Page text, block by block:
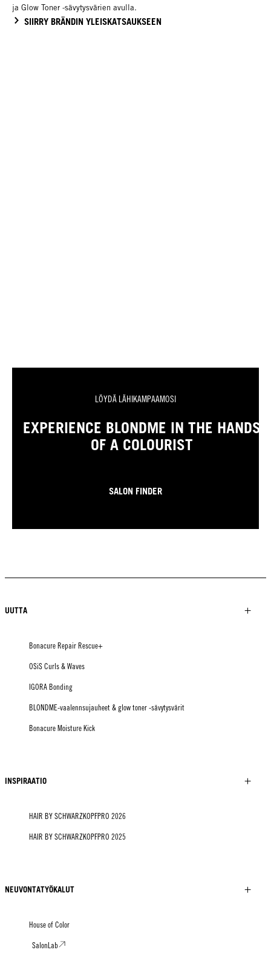
ja Glow Toner -sävytysvärien avulla.
SIIRRY BRÄNDIN YLEISKATSAUKSEEN
LÖYDÄ LÄHIKAMPAAMOSI
EXPERIENCE BLONDME IN THE HANDS
OF A COLOURIST
SALON FINDER
UUTTA
Bonacure Repair Rescue+
OSiS Curls & Waves
IGORA Bonding
BLONDME-vaalennsujauheet & glow toner -sävytysvärit
Bonacure Moisture Kick
INSPIRAATIO
HAIR BY SCHWARZKOPFPRO 2026
HAIR BY SCHWARZKOPFPRO 2025
NEUVONTATYÖKALUT
House of Color
SalonLab